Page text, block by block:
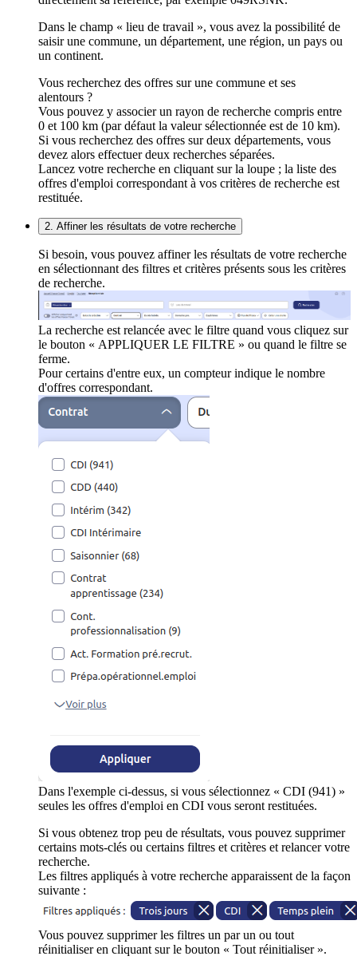
Dans le champ « lieu de travail », vous avez la possibilité de
saisir une commune, un département, une région, un pays ou
un continent.
Vous recherchez des offres sur une commune et ses
alentours ?
Vous pouvez y associer un rayon de recherche compris entre
0 et 100 km (par défaut la valeur sélectionnée est de 10 km).
Si vous recherchez des offres sur deux départements, vous
devez alors effectuer deux recherches séparées.
Lancez votre recherche en cliquant sur la loupe ; la liste des
offres d'emploi correspondant à vos critères de recherche est
restituée.
2. Affiner les résultats de votre recherche
Si besoin, vous pouvez affiner les résultats de votre recherche
en sélectionnant des filtres et critères présents sous les critères
de recherche.
La recherche est relancée avec le filtre quand vous cliquez sur
le bouton « APPLIQUER LE FILTRE » ou quand le filtre se
ferme.
Pour certains d'entre eux, un compteur indique le nombre
d'offres correspondant.
Dans l'exemple ci-dessus, si vous sélectionnez « CDI (941) »
seules les offres d'emploi en CDI vous seront restituées.
Si vous obtenez trop peu de résultats, vous pouvez supprimer
certains mots-clés ou certains filtres et critères et relancer votre
recherche.
Les filtres appliqués à votre recherche apparaissent de la façon
suivante :
Vous pouvez supprimer les filtres un par un ou tout
réinitialiser en cliquant sur le bouton « Tout réinitialiser ».